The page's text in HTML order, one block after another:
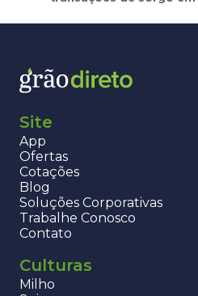
Site
App
Ofertas
Cotações
Blog
Soluções Corporativas
Trabalhe Conosco
Contato
Culturas
Milho